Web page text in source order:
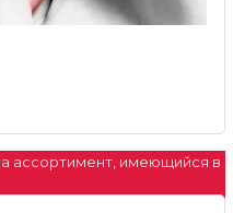
ассортимент, имеющийся в